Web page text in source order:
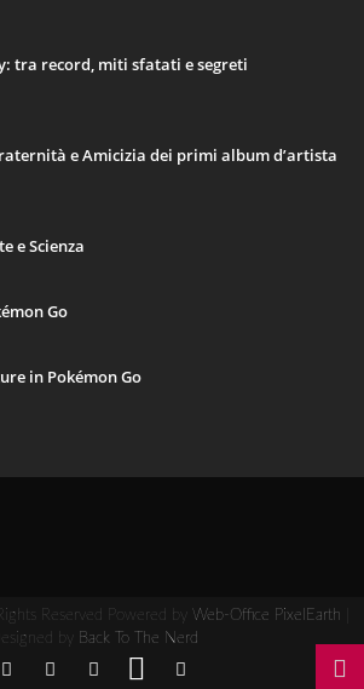
tra record, miti sfatati e segreti
e Amicizia dei primi album d’artista
e Scienza
Go
in Pokémon Go
Reserved Powered by Web-Office PixelEarth
by
Back To The Nerd